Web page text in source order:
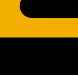
Atendimento Rei